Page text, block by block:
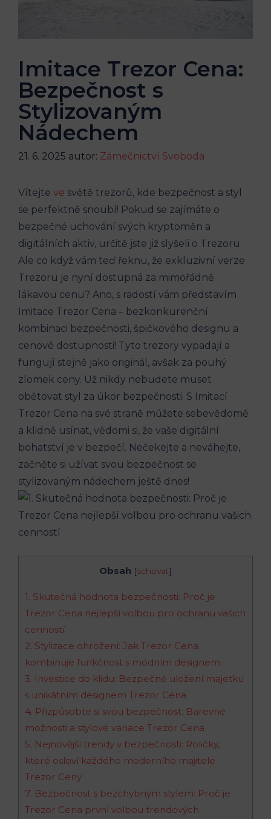
Imitace Trezor Cena:
Bezpečnost s
Stylizovaným
Nádechem
21. 6. 2025 autor: Zámečnictví Svoboda
Vítejte ve světě trezorů, kde bezpečnost a styl
se perfektně snoubí! Pokud se zajímáte o
bezpečné uchování svých kryptoměn a
digitálních aktiv, určitě jste již slyšeli o Trezoru.
Ale co když vám teď řeknu, že exkluzivní verze
Trezoru je nyní dostupná za mimořádně
lákavou cenu? Ano, s radostí vám představím
Imitace Trezor Cena – bezkonkurenční
kombinaci bezpečnosti, špičkového designu a
cenové dostupnosti! Tyto trezory vypadají a
fungují stejně jako originál, avšak za pouhý
zlomek ceny. Už nikdy nebudete muset
obětovat styl za úkor bezpečnosti. S Imitací
Trezor Cena na své straně můžete sebevědomě
a klidně usínat, vědomi si, že vaše digitální
bohatství je v bezpečí. Nečekejte a neváhejte,
začněte si užívat svou bezpečnost se
stylizovaným nádechem ještě dnes!
Obsah [schovat]
1. Skutečná hodnota bezpečnosti: Proč je
Trezor Cena nejlepší volbou pro ochranu vašich
cenností
2. Stylizace ohrožení: Jak Trezor Cena
kombinuje funkčnost s módním designem
3. Investice do klidu: Bezpečné uložení majetku
s unikátním designem Trezor Cena
4. Přizpůsobte si svou bezpečnost: Barevné
možnosti a stylové variace Trezor Cena
5. Nejnovější trendy v bezpečnosti: Roličky,
které osloví každého moderního majitele
Trezor Ceny
7. Bezpečnost s bezchybným stylem: Proč je
Trezor Cena první volbou trendových